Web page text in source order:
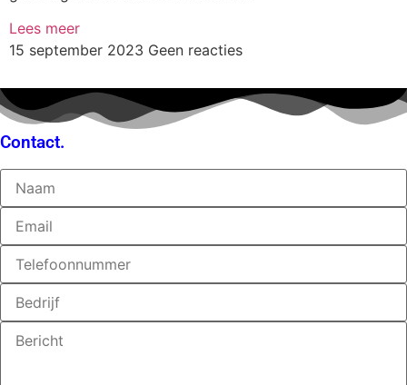
Lees meer
15 september 2023 Geen reacties
Contact.